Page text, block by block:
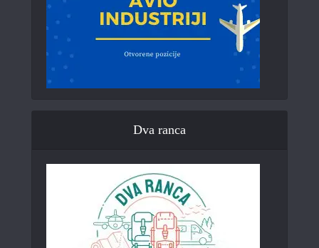
Dva ranca